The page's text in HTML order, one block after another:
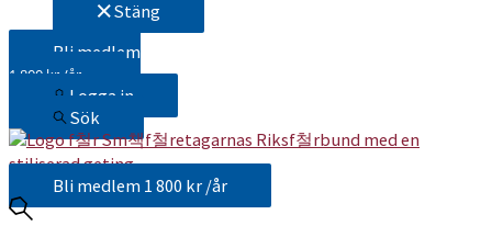
Stäng
Bli medlem
1 800 kr /år
Logga in
Sök
Bli medlem 1 800 kr /år